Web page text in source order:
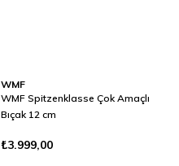
WMF
WMF Spitzenklasse Çok Amaçlı
Bıçak 12 cm
₺3.999,00